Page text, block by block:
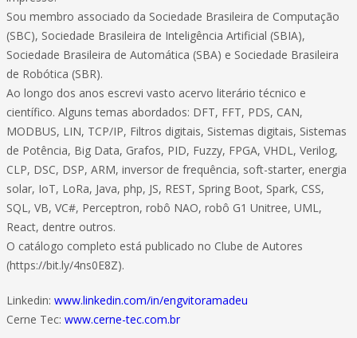
Sou membro associado da Sociedade Brasileira de Computação
(SBC), Sociedade Brasileira de Inteligência Artificial (SBIA),
Sociedade Brasileira de Automática (SBA) e Sociedade Brasileira
de Robótica (SBR).
Ao longo dos anos escrevi vasto acervo literário técnico e
científico. Alguns temas abordados: DFT, FFT, PDS, CAN,
MODBUS, LIN, TCP/IP, Filtros digitais, Sistemas digitais, Sistemas
de Potência, Big Data, Grafos, PID, Fuzzy, FPGA, VHDL, Verilog,
CLP, DSC, DSP, ARM, inversor de frequência, soft-starter, energia
solar, IoT, LoRa, Java, php, JS, REST, Spring Boot, Spark, CSS,
SQL, VB, VC#, Perceptron, robô NAO, robô G1 Unitree, UML,
React, dentre outros.
O catálogo completo está publicado no Clube de Autores
(https://bit.ly/4ns0E8Z).
Linkedin: www.linkedin.com/in/engvitoramadeu
Cerne Tec: www.cerne-tec.com.br